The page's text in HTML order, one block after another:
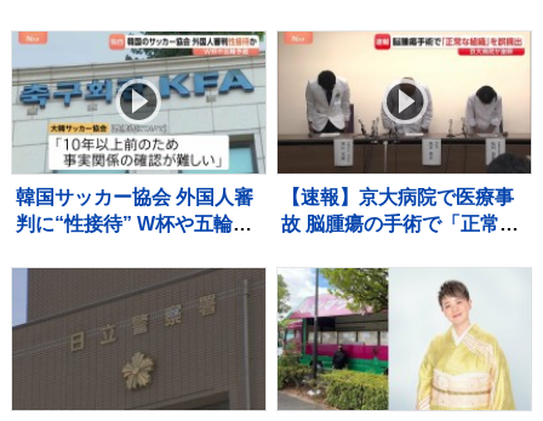
超える売上高も…大手との
競争やコロナ禍の影響で赤
字に 福井市 【東京商工リサ
ーチ】
過去には納税者から約1億
5000万円受け取りも 詐欺な
どの疑いで刑事告発
韓国サッカー協会 外国人審
判に“性接待” W杯や五輪の
で10人余に対し JNN報告書
【速報】京大病院で医療事
故 脳腫瘍の手術で「正常な
性患者は自発呼吸できず